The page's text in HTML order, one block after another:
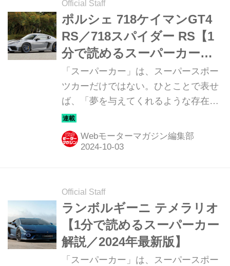
Official Staff
ポルシェ 718ケイマンGT4
RS／718スパイダー RS【1
分で読めるスーパーカー解
説／2024年最新版】
「スーパーカー」は、スーパースポー
ツカーだけではない。ひとことで表せ
ば、「夢を与えてくれるような存在」
だ。ここでは、国内外のそんな魅力あ
るモデルたちを簡単に紹介していこ
う。今回は、ポルシェ 718ケイマン
RS ／ 718 SPYDER RS）だ。
Webモーターマガジン編集部
Official Staff
ランボルギーニ テメラリオ
【1分で読めるスーパーカー
解説／2024年最新版】
「スーパーカー」は、スーパースポー